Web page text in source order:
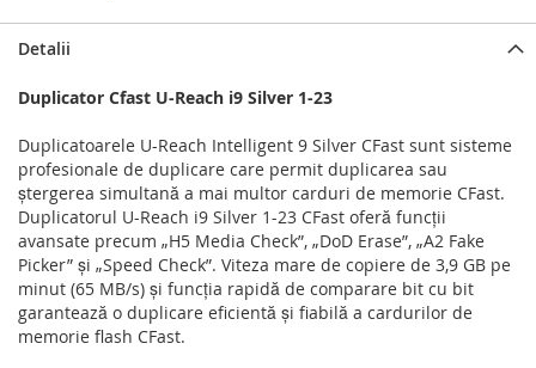
Detalii
Duplicator Cfast U-Reach i9 Silver 1-23
Duplicatoarele U-Reach Intelligent 9 Silver CFast sunt sisteme
profesionale de duplicare care permit duplicarea sau
ștergerea simultană a mai multor carduri de memorie CFast.
Duplicatorul U-Reach i9 Silver 1-23 CFast oferă funcții
avansate precum „H5 Media Check”, „DoD Erase”, „A2 Fake
Picker” și „Speed Check”. Viteza mare de copiere de 3,9 GB pe
minut (65 MB/s) și funcția rapidă de comparare bit cu bit
garantează o duplicare eficientă și fiabilă a cardurilor de
memorie flash CFast.